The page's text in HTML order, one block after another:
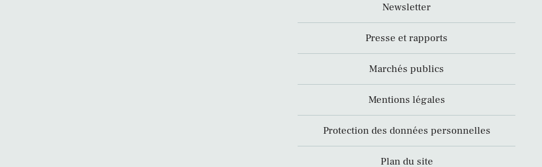
Newsletter
Presse et rapports
Marchés publics
Mentions légales
Protection des données personnelles
Plan du site